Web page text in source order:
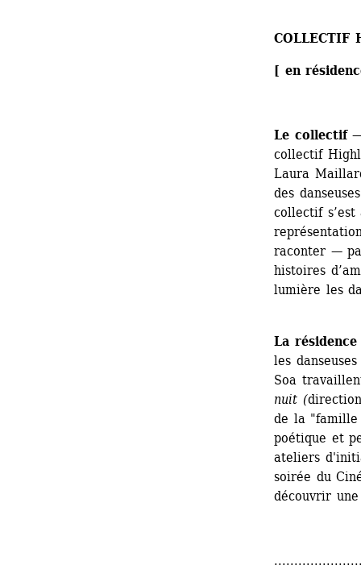
COLLECTIF
[ en
Le collectif—
collectif
Laura
des
collectif
raconter —
histoires
lumière les
La résidence
les
Soa
nuit (
de la "famille
poétique et
ateliers
soirée du
découvrir